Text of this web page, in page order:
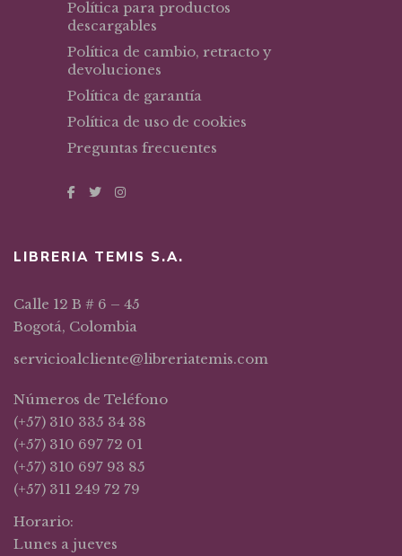
Política para productos
descargables
Política de cambio, retracto y
devoluciones
Política de garantía
Política de uso de cookies
Preguntas frecuentes
LIBRERIA TEMIS S.A.
Calle 12 B # 6 – 45
Bogotá, Colombia
servicioalcliente@libreriatemis.com
Números de Teléfono
(+57) 310 335 34 38
(+57) 310 697 72 01
(+57) 310 697 93 85
(+57) 311 249 72 79
Horario:
Lunes a jueves